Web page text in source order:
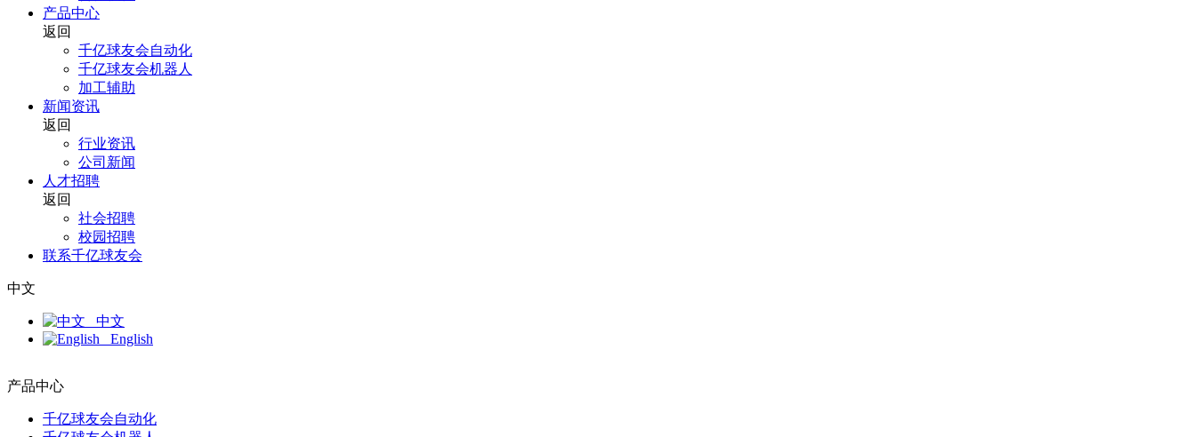
产品中心
返回
千亿球友会自动化
千亿球友会机器人
加工辅助
新闻资讯
返回
行业资讯
公司新闻
人才招聘
返回
社会招聘
校园招聘
联系千亿球友会
中文
中文
English
产品中心
千亿球友会自动化